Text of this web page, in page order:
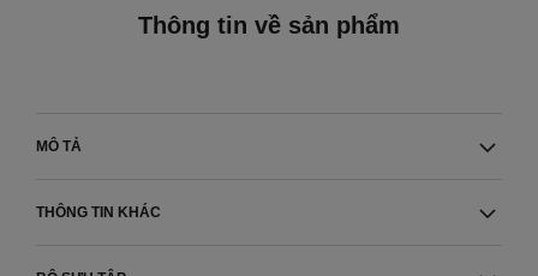
Thông tin về sản phẩm
MÔ TẢ
THÔNG TIN KHÁC